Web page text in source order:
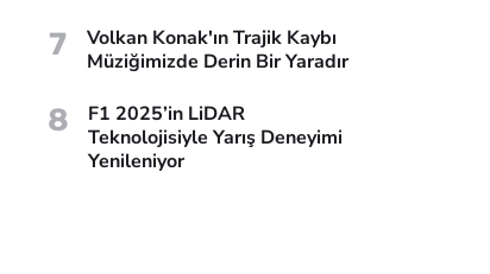
7
Volkan Konak'ın Trajik Kaybı
Müziğimizde Derin Bir Yaradır
8
F1 2025’in LiDAR
Teknolojisiyle Yarış Deneyimi
Yenileniyor